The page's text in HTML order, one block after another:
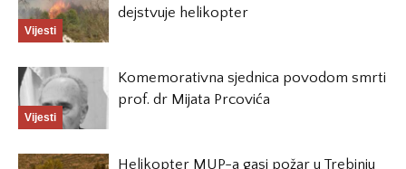
Vijesti
dejstvuje helikopter
Vijesti
Komemorativna sjednica povodom smrti
prof. dr Mijata Prcovića
Helikopter MUP-a gasi požar u Trebinju